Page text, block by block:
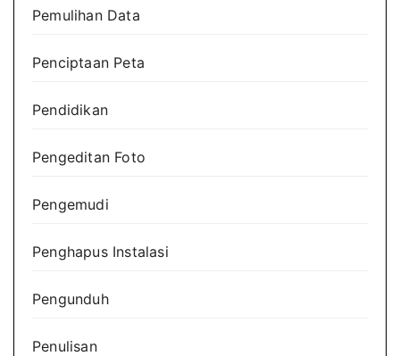
Pemulihan Data
Penciptaan Peta
Pendidikan
Pengeditan Foto
Pengemudi
Penghapus Instalasi
Pengunduh
Penulisan